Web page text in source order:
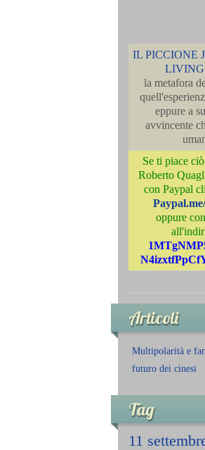
IL PICCIONE
la metafora
eppure a
avvincente
Se ti piace
Roberto
con Paypal
oppure
Articoli
Multipolarità e
futuro dei cinesi
Tag
11